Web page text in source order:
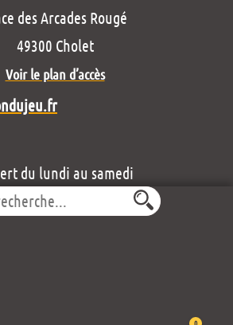
des Arcades Rougé
49300 Cholet
Voir le plan d’accès
du lundi au samedi
de 10h00 à 19h30